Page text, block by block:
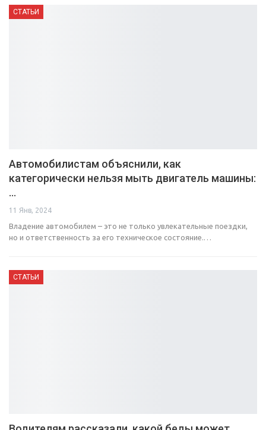
СТАТЬИ
Автомобилистам объяснили, как
категорически нельзя мыть двигатель машины:
…
11 Янв, 2024
Владение автомобилем – это не только увлекательные поездки,
но и ответственность за его техническое состояние.…
СТАТЬИ